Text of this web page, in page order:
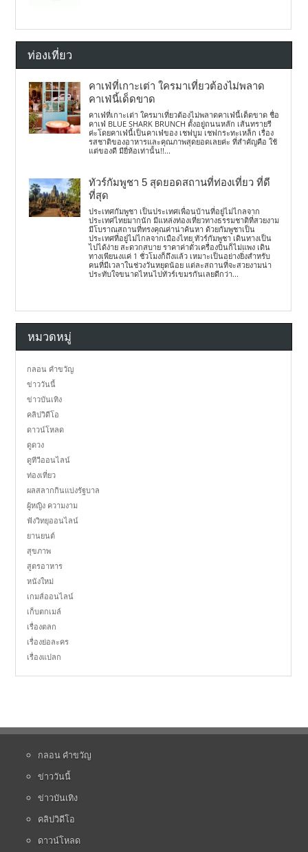
ท่องเที่ยว
คาเฟ่ที่เกาะเต่า ใครมาเที่ยวต้องไม่พลาด
คาเฟ่นี้เด็ดขาด
คาเฟ่ที่เกาะเต่า ใครมาเที่ยวต้องไม่พลาดคาเฟ่นี้เด็ดขาด ชื่อ
คาเฟ่ BLUE SHARK BRUNCH ตั้งอยู่ถนนหลัก เส้นทรายรี
ค่ะโดยคาเฟ่นี้เป็นคาเฟ่ของ เชฟบูม เชฟกระทะเหล็ก เรื่อง
รสชาติของอาหารและคุณภาพสุดยอดเลยค่ะ ที่สำคัญคือ ใช้
แต่ของดี มียี่ห้อเท่านั้น!!...
ทัวร์กัมพูชา 5 สุดยอดสถานที่ท่องเที่ยว ที่ดี
ที่สุด
ประเทศกัมพูชา เป็นประเทศเพื่อนบ้านที่อยู่ไม่ไกลจาก
ประเทศไทยมากนัก มีแหล่งท่องเที่ยวทางธรรมชาติที่สวยงาม
มีโบราณสถานที่ทรงคุณค่าน่าค้นหา ด้วยกัมพูชาเป็น
ประเทศที่อยู่ไม่ไกลจากเมืองไทย ทัวร์กัมพูชา เดินทางเป็น
ไปได้ง่าย สะดวกสบาย ราคาค่าตั๋วเครื่องบินก็ไม่แพง เดิน
ทางเพียนงแค่ 1 ชั่วโมงก็ถึงแล้ว เหมาะเป็นอย่างยิ่งสำหรับ
คนที่มีเวลาในช่วงวันหยุดน้อย แต่ละสถานที่จะสวยงามน่า
ประทับใจขนาดไหนไปทัวร์เขมรกันเลยดีกว่า...
หมวดหมู่
กลอน คำขวัญ
ข่าววันนี้
ข่าวบันเทิง
คลิปวิดีโอ
ดาวน์โหลด
ดูดวง
ดูทีวีออนไลน์
ท่องเที่ยว
ผลสลากกินแบ่งรัฐบาล
ผู้หญิง ความงาม
ฟังวิทยุออนไลน์
ยานยนต์
สุขภาพ
สูตรอาหาร
หนังใหม่
เกมส์ออนไลน์
เก็บตกเมล์
เรื่องตลก
เรื่องย่อละคร
เรื่องแปลก
กลอน คำขวัญ
ข่าววันนี้
ข่าวบันเทิง
คลิปวิดีโอ
ดาวน์โหลด